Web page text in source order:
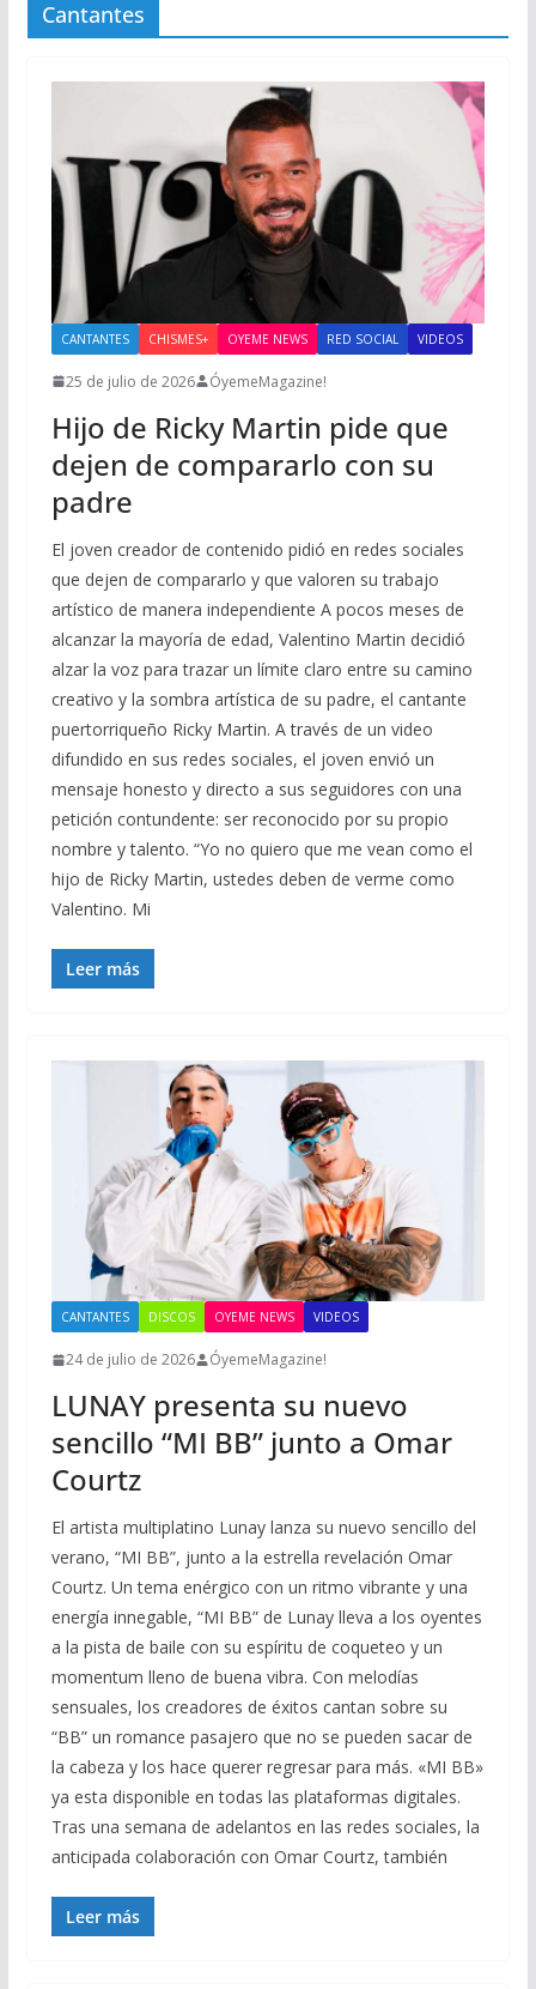
Cantantes
CANTANTES CHISMES+ OYEME NEWS RED SOCIAL VIDEOS
25 de julio de 2026 ÓyemeMagazine!
Hijo de Ricky Martin pide que
dejen de compararlo con su
padre
El joven creador de contenido pidió en redes sociales
que dejen de compararlo y que valoren su trabajo
artístico de manera independiente A pocos meses de
alcanzar la mayoría de edad, Valentino Martin decidió
alzar la voz para trazar un límite claro entre su camino
creativo y la sombra artística de su padre, el cantante
puertorriqueño Ricky Martin. A través de un video
difundido en sus redes sociales, el joven envió un
mensaje honesto y directo a sus seguidores con una
petición contundente: ser reconocido por su propio
nombre y talento. “Yo no quiero que me vean como el
hijo de Ricky Martin, ustedes deben de verme como
Valentino. Mi
Leer más
CANTANTES DISCOS OYEME NEWS VIDEOS
24 de julio de 2026 ÓyemeMagazine!
LUNAY presenta su nuevo
sencillo “MI BB” junto a Omar
Courtz
El artista multiplatino Lunay lanza su nuevo sencillo del
verano, “MI BB”, junto a la estrella revelación Omar
Courtz. Un tema enérgico con un ritmo vibrante y una
energía innegable, “MI BB” de Lunay lleva a los oyentes
a la pista de baile con su espíritu de coqueteo y un
momentum lleno de buena vibra. Con melodías
sensuales, los creadores de éxitos cantan sobre su
“BB” un romance pasajero que no se pueden sacar de
la cabeza y los hace querer regresar para más. «MI BB»
ya esta disponible en todas las plataformas digitales.
Tras una semana de adelantos en las redes sociales, la
anticipada colaboración con Omar Courtz, también
Leer más